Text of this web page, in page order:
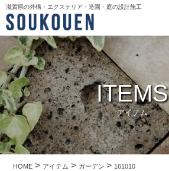
滋賀県の外構・エクステリア・造園・庭の設計施工
ITEMS
アイテム
HOME > アイテム > ガーデン> 161010